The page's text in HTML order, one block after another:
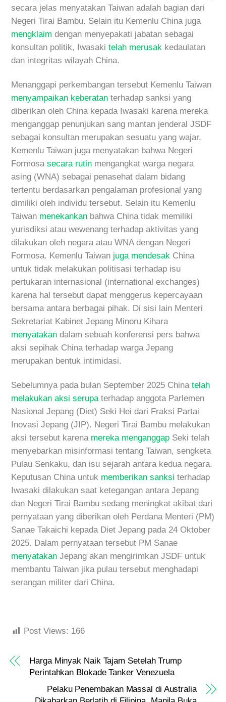
secara jelas menyatakan Taiwan adalah bagian dari
Negeri Tirai Bambu. Selain itu Kemenlu China juga
mengklaim dengan menyepakati jabatan sebagai
konsultan politik, Iwasakitelah merusak kedaulatan
dan integritas wilayah China.
Menanggapi perkembangan tersebut Kemenlu Taiwan
menyampaikan keberatan terhadap sanksi yang
diberikan oleh China kepada Iwasaki karena mereka
menganggap penunjukan sang mantan jenderal JSDF
sebagai konsultan merupakan sesuatu yang wajar.
Kemenlu Taiwan juga menyatakan bahwa Negeri
Formosasecara rutin mengangkat warga negara
asing (WNA) sebagai penasehat dalam bidang
tertentu berdasarkan pengalaman profesional yang
dimiliki oleh individu tersebut. Selain itu Kemenlu
Taiwan menekankan bahwa China tidak memiliki
yurisdiksi atau wewenang terhadap aktivitas yang
dilakukan oleh negara atau WNA dengan Negeri
Formosa. Kemenlu Taiwan juga mendesak China
untuk tidak melakukan politisasi terhadap isu
pertukaran internasional (international exchanges)
karena hal tersebut dapat menggerus kepercayaan
bersama antara berbagai pihak. Di sisi lain Menteri
Sekretariat Kabinet Jepang Minoru Kihara
menyatakan dalam sebuah konferensi pers bahwa
aksi sepihak China terhadap warga Jepang
merupakan bentuk intimidasi.
Sebelumnya pada bulan September 2025 Chinatelah
melakukan aksi serupaterhadap anggota Parlemen
Nasional Jepang (Diet) Seki Hei dari Fraksi Partai
Inovasi Jepang (JIP). Negeri Tirai Bambu melakukan
aksi tersebut karena mereka menganggap Seki telah
menyebarkan misinformasi tentang Taiwan, sengketa
Pulau Senkaku, dan isu sejarah antara kedua negara.
Keputusan China untuk memberikan sanksi terhadap
Iwasaki dilakukan saat ketegangan antara Jepang
dan Negeri Tirai Bambu sedang meningkat akibat dari
pernyataan yang diberikan oleh Perdana Menteri (PM)
Sanae Takaichi kepada Diet Jepang pada 24 Oktober
2025. Dalam pernyataan tersebut PM Sanae
menyatakan Jepang akan mengirimkan JSDF untuk
membantu Taiwan jika pulau tersebut menghadapi
serangan militer dari China.
Post Views: 166
Harga Minyak Naik Tajam Setelah Trump
Perintahkan Blokade Tanker Venezuela
Pelaku Penembakan Massal di Australia